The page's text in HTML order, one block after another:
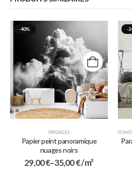
-40%
PAYSAGES
Papier peint panoramique
nuages noirs
29,00€–35,00€/ m²
-